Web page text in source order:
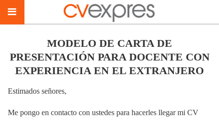
MODELO DE CARTA DE
PRESENTACIÓN PARA DOCENTE CON
EXPERIENCIA EN EL EXTRANJERO
Estimados señores,
Me pongo en contacto con ustedes para hacerles llegar mi CV